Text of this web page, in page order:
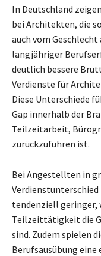
In Deutschland
bei Architekten, die
auch vom
langjähriger
deutlich bessere
Verdienste für
Diese Unterschiede
Gap innerhalb der
Teilzeitarbeit,
zurückzuführen ist.
Bei Angestellten in
Verdienstunterschied
tendenziell geringer,
Teilzeittätigkeit die
sind. Zudem spielen
Berufsausübung